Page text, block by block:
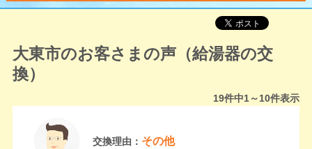
大東市のお客さまの声（給湯器の交
換）
19件中1～10件表示
交換理由： その他